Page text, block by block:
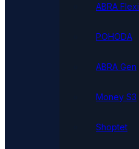
ABRA Flexi
POHODA
ABRA Gen
Money S3
Shoptet